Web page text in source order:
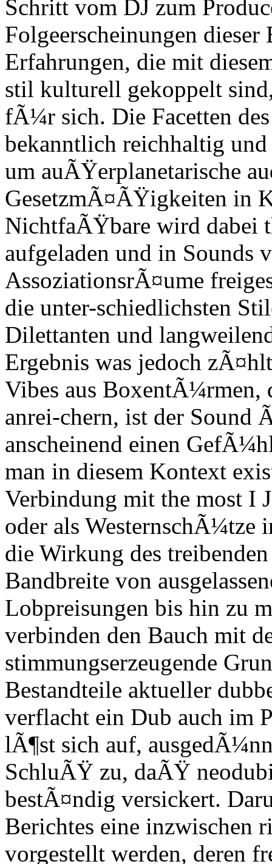
Schritt vom DJ zum
Folgeerscheinungen
Erfahrungen, die mit
stil kulturell gekoppelt
fÃ¼r sich. Die Facetten
bekanntlich reichhaltig
um auÃŸerplanetarische
GesetzmÃ¤ÃŸigkeiten in
NichtfaÃŸbare wird dabei
aufgeladen und in Sounds
AssoziationsrÃ¤ume
die unter-schiedlichsten
Dilettanten und
Ergebnis was jedoch
Vibes aus BoxentÃ¼rmen,
anrei-chern, ist der Sound
anscheinend einen
man in diesem Kontext
Verbindung mit the most I
oder als
die Wirkung des
Bandbreite von
Lobpreisungen bis hin zu
verbinden den Bauch mit
stimmungserzeugende
Bestandteile aktueller
verflacht ein Dub auch im
lÃ¶st sich auf,
SchluÃŸ zu, daÃŸ
bestÃ¤ndig versickert.
Berichtes eine inzwischen
vorgestellt werden, deren